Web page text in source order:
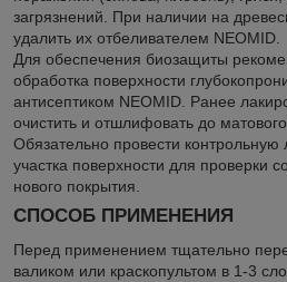
загрязнений. При наличии на
удалить их отбеливателем NEOMID.
Для обеспечения биозащиты
обработка поверхности
антисептиком NEOMID. Ранее
очистить и отшлифовать до
Обязательно провести контрольную
участка поверхности для проверки
нового покрытия.
СПОСОБ ПРИМЕНЕНИЯ
Перед применением тщательно
валиком или краскопультом в 1-3